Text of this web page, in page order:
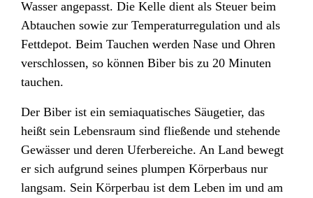
Wasser angepasst. Die Kelle dient als Steuer beim
Abtauchen sowie zur Temperaturregulation und als
Fettdepot. Beim Tauchen werden Nase und Ohren
verschlossen, so können Biber bis zu 20 Minuten
tauchen.
Der Biber ist ein semiaquatisches Säugetier, das
heißt sein Lebensraum sind fließende und stehende
Gewässer und deren Uferbereiche. An Land bewegt
er sich aufgrund seines plumpen Körperbaus nur
langsam. Sein Körperbau ist dem Leben im und am